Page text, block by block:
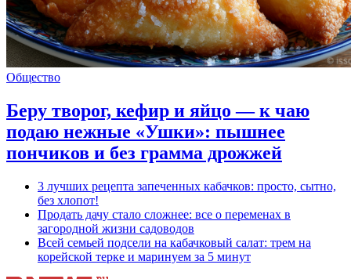
Общество
Беру творог, кефир и яйцо — к чаю
подаю нежные «Ушки»: пышнее
пончиков и без грамма дрожжей
3 лучших рецепта запеченных кабачков: просто, сытно,
без хлопот!
Продать дачу стало сложнее: все о переменах в
загородной жизни садоводов
Всей семьей подсели на кабачковый салат: трем на
корейской терке и маринуем за 5 минут